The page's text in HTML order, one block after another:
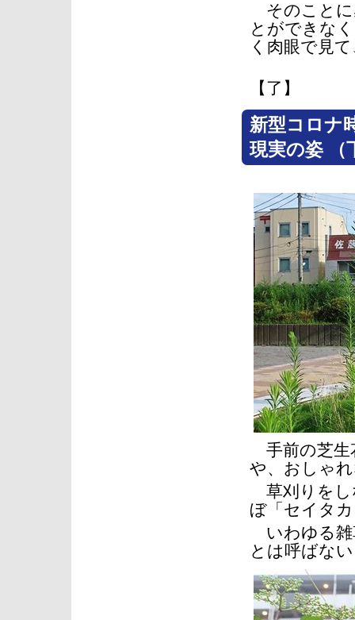
そのことに
とができな
く肉眼で見
【了】
新型コロナ
現実の姿
手前の芝生
や、おしゃ
草刈りをし
ぼ「セイタ
いわゆる雑
とは呼ばな